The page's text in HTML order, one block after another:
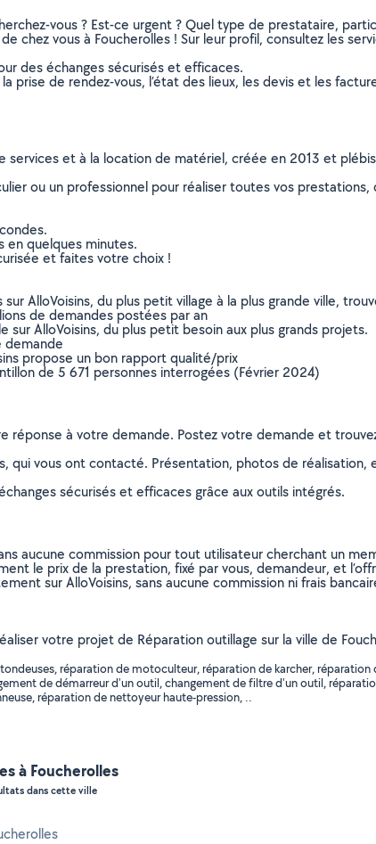
vous ? Est-ce urgent ? Quel type de prestataire,
chez vous à Foucherolles ! Sur leur profil, consultez les
des échanges sécurisés et efficaces.
prise de rendez-vous, l’état des lieux, les devis et les
et à la location de matériel, créée en 2013 et
ou un professionnel pour réaliser toutes vos
en quelques minutes.
et faites votre choix !
AlloVoisins, du plus petit village à la plus grande ville,
de demandes postées par an
AlloVoisins, du plus petit besoin aux plus grands projets.
demande
propose un bon rapport qualité/prix
de 5 671 personnes interrogées (Février 2024)
réponse à votre demande. Postez votre demande et
qui vous ont contacté. Présentation, photos de
sécurisés et efficaces grâce aux outils intégrés.
aucune commission pour tout utilisateur cherchant un
le prix de la prestation, fixé par vous, demandeur, et
sur AlloVoisins, sans aucune commission ni frais
votre projet de Réparation outillage sur la ville de
réparation de motoculteur, réparation de karcher,
de démarreur d'un outil, changement de filtre d'un outil,
réparation de nettoyeur haute-pression, ..
à Foucherolles
dans cette ville